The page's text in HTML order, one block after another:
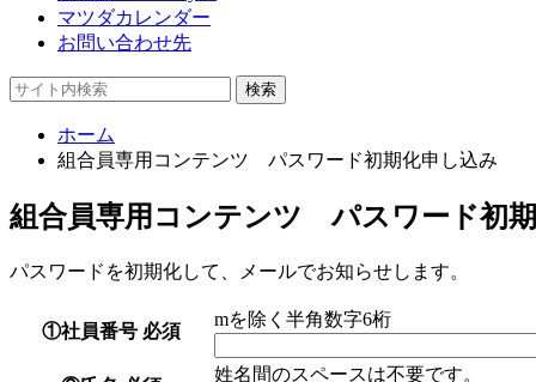
マツダカレンダー
お問い合わせ先
ホーム
組合員専用コンテンツ パスワード初期化申し込み
組合員専用コンテンツ パスワード初
パスワードを初期化して、メールでお知らせします。
①社員番号 必須
mを除く半角数字6桁
姓名間のスペースは不要です。